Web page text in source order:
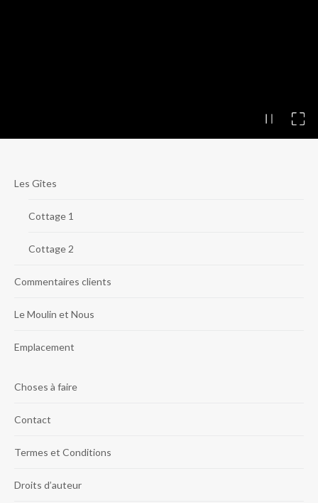
Les Gîtes
Cottage 1
Cottage 2
Commentaires clients
Le Moulin et Nous
Emplacement
Choses à faire
Contact
Termes et Conditions
Droits d’auteur